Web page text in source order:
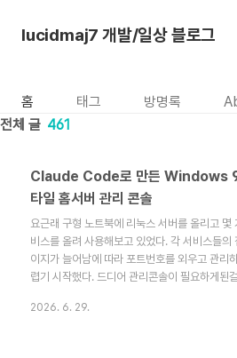
lucidmaj7 개발/일상 블로그
홈 태그 방명록
전체 글 461
Claude Code로 만든 Windows
타일 홈서버 관리 콘솔
요근래 구형 노트북에 리눅스 서버를 올리고 몇
비스를 올려 사용해보고 있었다. 각 서비스들의
이지가 늘어남에 따라 포트번호를 외우고 관리
렵기 시작했다. 드디어 관리콘솔이 필요하게된걸
을 만들어달라고 했다.(백엔드는 go, 프론트엔드
2026. 6. 29.